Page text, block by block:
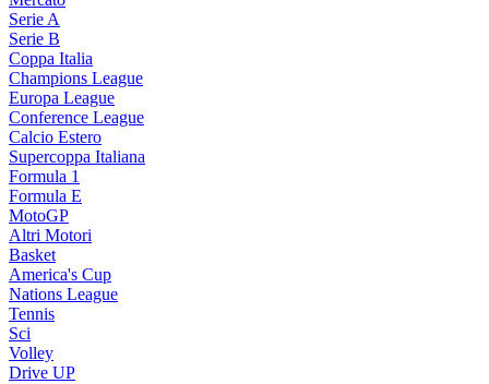
Serie A
Serie B
Coppa Italia
Champions League
Europa League
Conference League
Calcio Estero
Supercoppa Italiana
Formula 1
Formula E
MotoGP
Altri Motori
Basket
America's Cup
Nations League
Tennis
Sci
Volley
Drive UP